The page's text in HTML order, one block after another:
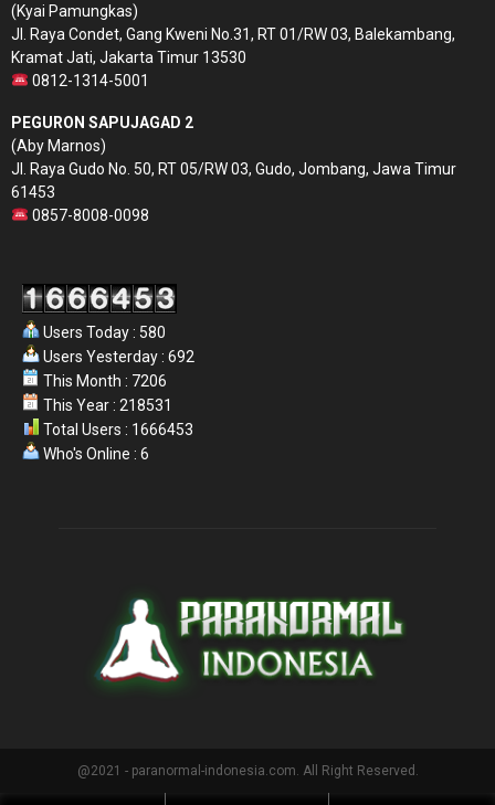
(Kyai Pamungkas)
Jl. Raya Condet, Gang Kweni No.31, RT 01/RW 03, Balekambang,
Kramat Jati, Jakarta Timur 13530
0812-1314-5001
PEGURON SAPUJAGAD 2
(Aby Marnos)
Jl. Raya Gudo No. 50, RT 05/RW 03, Gudo, Jombang, Jawa Timur
61453
0857-8008-0098
Users Today : 580
Users Yesterday : 692
This Month : 7206
This Year : 218531
Total Users : 1666453
Who's Online : 6
@2021 - paranormal-indonesia.com. All Right Reserved.